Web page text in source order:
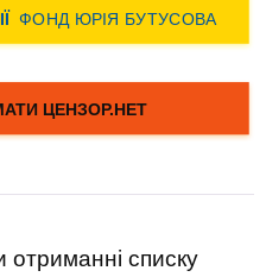
списку